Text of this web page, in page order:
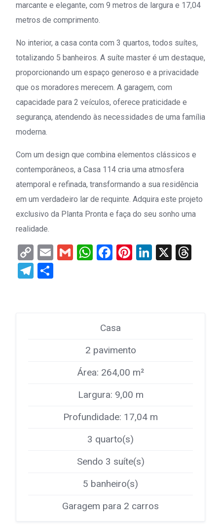
marcante e elegante, com 9 metros de largura e 17,04
metros de comprimento.
No interior, a casa conta com 3 quartos, todos suítes,
totalizando 5 banheiros. A suíte master é um destaque,
proporcionando um espaço generoso e a privacidade
que os moradores merecem. A garagem, com
capacidade para 2 veículos, oferece praticidade e
segurança, atendendo às necessidades de uma família
moderna.
Com um design que combina elementos clássicos e
contemporâneos, a Casa 114 cria uma atmosfera
atemporal e refinada, transformando a sua residência
em um verdadeiro lar de requinte. Adquira este projeto
exclusivo da Planta Pronta e faça do seu sonho uma
realidade.
Copy
Link
EmailGmailWhatsApp
Facebook
Pinterest
LinkedIn
X
Telegram
Casa
2 pavimento
Área: 264,00 m²
Largura: 9,00 m
Profundidade: 17,04 m
3 quarto(s)
Sendo 3 suíte(s)
5 banheiro(s)
Garagem para 2 carros